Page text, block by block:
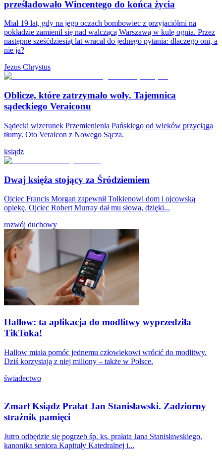
prześladowało Wincentego do końca życia
Miał 19 lat, gdy na jego oczach bombowiec z przyjaciółmi na
pokładzie zamienił się nad walczącą Warszawą w kulę ognia. Przez
następne sześćdziesiąt lat wracał do jednego pytania: dlaczego oni, a
nie ja?
Jezus Chrystus
Oblicze, które zatrzymało woły. Tajemnica
sądeckiego Veraiconu
Sądecki wizerunek Przemienienia Pańskiego od wieków przyciąga
tłumy. Oto Veraicon z Nowego Sącza.
ksiądz
Dwaj księża stojący za Śródziemiem
Ojciec Francis Morgan zapewnił Tolkienowi dom i ojcowską
opiekę. Ojciec Robert Murray dał mu słowa, dzięki...
rozwój duchowy
Hallow: ta aplikacja do modlitwy wyprzedziła
TikToka!
Hallow miała pomóc jednemu człowiekowi wrócić do modlitwy.
Dziś korzystają z niej miliony – także w Polsce.
świadectwo
Zmarł Ksiądz Prałat Jan Stanisławski. Zadziorny
strażnik pamięci
Jutro odbędzie się pogrzeb śp. ks. prałata Jana Stanisławskiego,
kanonika seniora Kapituły Katedralnej i...